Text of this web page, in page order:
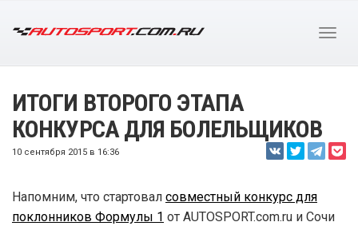
ИТОГИ ВТОРОГО ЭТАПА
КОНКУРСА ДЛЯ БОЛЕЛЬЩИКОВ
10 сентября 2015 в 16:36
Напомним, что стартовал совместный конкурс для
поклонников Формулы 1 от AUTOSPORT.com.ru и Сочи